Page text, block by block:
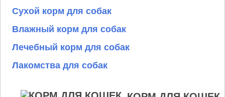
Сухой корм для собак
Влажный корм для собак
Лечебный корм для собак
Лакомства для собак